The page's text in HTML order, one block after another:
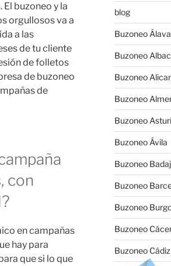
buzoneo y la
orgullosos va a
a las
de tu cliente
de folletos
de buzoneo
de
con
en campañas
hay para
que si lo que
blog
Buzoneo Álava
Buzoneo
Buzoneo
Buzoneo
Buzoneo
Buzoneo Ávila
Buzoneo
Buzoneo
Buzoneo
Buzoneo
Buzoneo Cádiz